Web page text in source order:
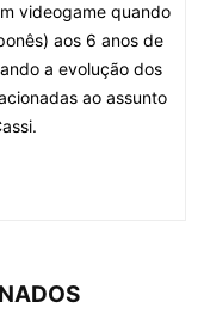
videogame quando
aos 6 anos de
a evolução dos
ao assunto